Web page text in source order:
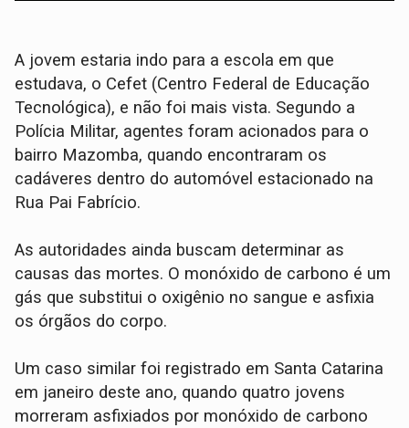
A jovem estaria indo para a escola em que
estudava, o Cefet (Centro Federal de Educação
Tecnológica), e não foi mais vista. Segundo a
Polícia Militar, agentes foram acionados para o
bairro Mazomba, quando encontraram os
cadáveres dentro do automóvel estacionado na
Rua Pai Fabrício.
As autoridades ainda buscam determinar as
causas das mortes. O monóxido de carbono é um
gás que substitui o oxigênio no sangue e asfixia
os órgãos do corpo.
Um caso similar foi registrado em Santa Catarina
em janeiro deste ano, quando quatro jovens
morreram asfixiados por monóxido de carbono